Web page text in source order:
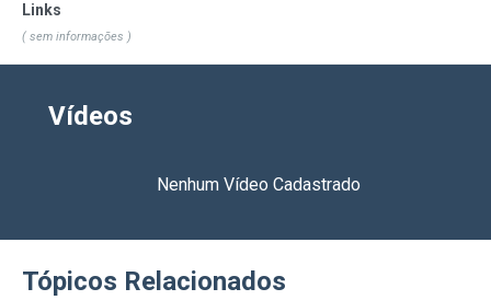
Links
( sem informações )
Vídeos
Nenhum Vídeo Cadastrado
Tópicos Relacionados